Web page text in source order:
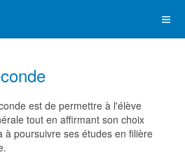
est de permettre à l'élève
tout en affirmant son choix
à poursuivre ses études en filière